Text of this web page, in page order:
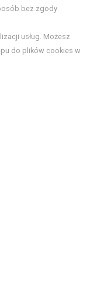
bez zgody
usług. Możesz
do plików cookies w